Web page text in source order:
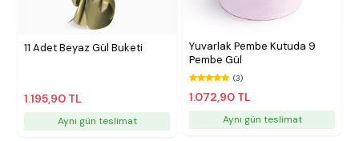
11 Adet Beyaz Gül Buketi
1.195,90 TL
Aynı gün teslimat
Yuvarlak Pembe Kutuda 9
Pembe Gül
(3)
1.072,90 TL
Aynı gün teslimat